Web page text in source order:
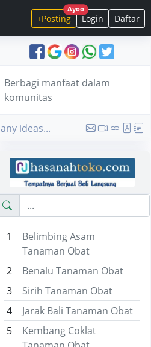
+Posting
Ayoo
Login Daftar
Berbagi manfaat dalam
komunitas
any ideas...
1
Belimbing Asam
Tanaman Obat
2
Benalu Tanaman Obat
3
Sirih Tanaman Obat
4
Jarak Bali Tanaman Obat
5
Kembang Coklat